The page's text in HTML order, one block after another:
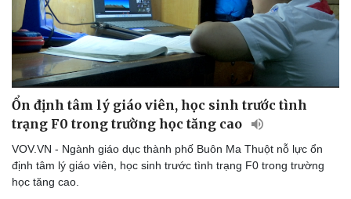
Ổn định tâm lý giáo viên, học sinh trước tình
trạng F0 trong trường học tăng cao
VOV.VN - Ngành giáo dục thành phố Buôn Ma Thuột nỗ lực ổn
định tâm lý giáo viên, học sinh trước tình trạng F0 trong trường
học tăng cao.